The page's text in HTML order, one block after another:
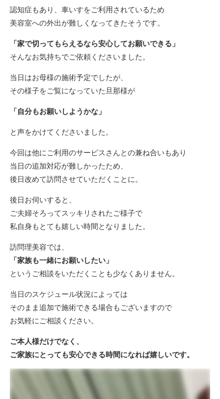
認知症もあり、車いすをご利用されているため
美容室への外出が難しくなってきたそうです。
「家で切ってもらえるなら安心してお願いできる」
そんなお気持ちでご依頼くださいました。
当日はお母様の施術予定でしたが、
その様子をご覧になっていた旦那様が
「自分もお願いしようかな」
と声をかけてくださいました。
今回は他にご利用のサービスさんとの兼ね合いもあり
当日の追加対応が難しかったため、
後日改めて訪問させていただくことに。
後日お伺いすると、
ご夫婦そろってスッキリされたご様子で
私自身もとても嬉しい時間となりました。
訪問理美容では、
「家族も一緒にお願いしたい」
というご相談をいただくことも少なくありません。
当日のスケジュール状況によっては
そのまま追加で施術できる場合もございますので
お気軽にご相談ください。
ご本人様だけでなく、
ご家族にとっても安心できる時間になれば嬉しいです。